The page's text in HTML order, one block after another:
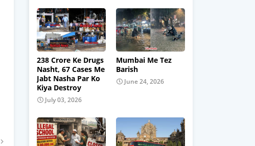
238 Crore Ke Drugs
Nasht, 67 Cases Me
Jabt Nasha Par Ko
Kiya Destroy
July 03, 2026
Mumbai Me Tez
Barish
June 24, 2026